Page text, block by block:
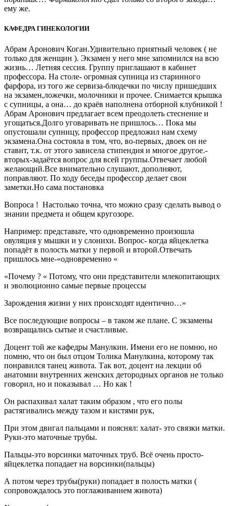
ему же.
КАФЕДРА ГИНЕКОЛОГИИ
Абрам Аронович Коган.Удивительно приятный человек ( не
только для женщин ). Экзамен у него мне запомнился на всю
жизнь… Летняя сессия. Группу приглашают в кабинет
профессора. На столе- огромная супница из старинного
фарфора, из того же сервиза-блюдечки по числу пришедших
на экзамен,ложечки, молочники и прочее. Снимается крышка
с супницы, а она… до краёв наполнена отборной клубникой !
Абрам Аронович предлагает всем преодолеть стеснение и
угощаться.Долго уговаривать не пришлось… Пока мы
опустошали супницу, профессор предложил нам схему
экзамена.Она состояла в том, что, во-первых, двоек он не
ставит, т.к. от этого зависела стипендия и многое другое.-
вторых-задаётся вопрос для всей группы.Отвечает любой
желающий.Все внимательно слушают, дополняют,
поправляют. По ходу беседы профессор делает свои
заметки.Но сама постановка
Вопроса ! Настолько точна, что можно сразу сделать вывод о
знании предмета и общем кругозоре.
Например: представьте, что одновременно произошла
овуляция у мышки и у слонихи. Вопрос- когда яйцеклетка
попадёт в полость матки у первой и второй.Отвечать
пришлось мне-«одновременно «
«Почему ? « Потому, что они представители млекопитающих
и эволюционно самые первые процессы
Зарождения жизни у них происходят идентично…»
Все последующие вопросы – в таком же плане. С экзамены
возвращались сытые и счастливые.
Доцент той же кафедры Манулкин. Имени его не помню, но
помню, что он был отцом Толика Манулкина, которому так
понравился танец живота. Так вот, доцент на лекции об
анатомии внутренних женских детородных органов не только
говорил, но и показывал … Но как !
Он распахивал халат таким образом , что его полы
растягивались между тазом и кистями рук,
При этом двигал пальцами и пояснял: халат- это связки матки.
Руки-это маточные трубы.
Пальцы-это ворсинки маточных труб. Всё очень просто-
яйцеклетка попадает на ворсинки(пальцы)
А потом через трубы(руки) попадает в полость матки (
сопровождалось это поглаживанием живота)